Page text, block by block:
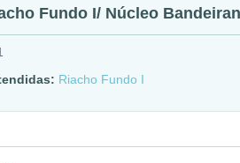
Fundo I/ Núcleo
Riacho Fundo I